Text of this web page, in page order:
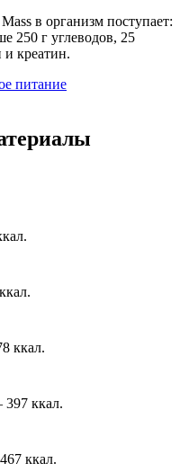
в организм поступает:
250 г углеводов, 25
креатин.
питание
ккал.
397 ккал.
ккал.